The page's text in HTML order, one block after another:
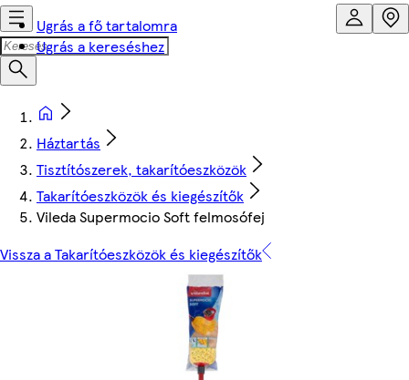
Ugrás a fő tartalomra
Ugrás a kereséshez
Háztartás
Tisztítószerek, takarítóeszközök
Takarítóeszközök és kiegészítők
Vileda Supermocio Soft felmosófej
Vissza a Takarítóeszközök és kiegészítők